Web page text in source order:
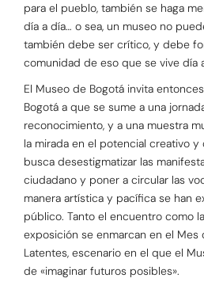
para el pueblo, también se haga
día a día… o sea, un museo no
también debe ser crítico, y debe
comunidad de eso que se vive día
El Museo de Bogotá invita
Bogotá a que se sume a una
reconocimiento, y a una muestra
la mirada en el potencial creativo
busca desestigmatizar las
ciudadano y poner a circular las
manera artística y pacífica se han
público. Tanto el encuentro como
exposición se enmarcan en el Mes
Latentes, escenario en el que el
de «imaginar futuros posibles».